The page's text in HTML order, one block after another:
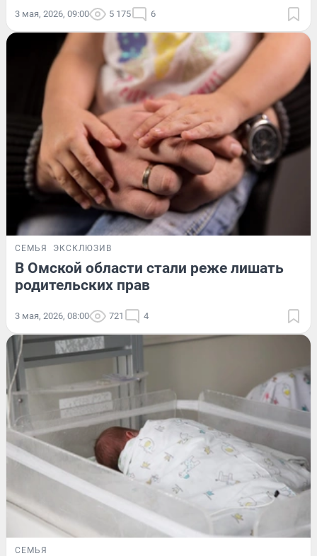
3 мая, 2026, 09:00 5 175 6
СЕМЬЯ ЭКСКЛЮЗИВ
В Омской области стали реже лишать
родительских прав
3 мая, 2026, 08:00 721 4
СЕМЬЯ